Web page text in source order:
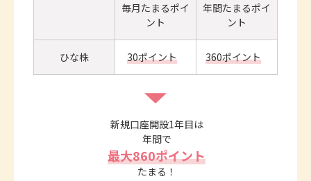
毎月たまるポイ
ント
年間たまるポイ
ント
ひな株 30ポイント 360ポイント
新規口座開設1年目は
年間で
最大860ポイント
たまる！